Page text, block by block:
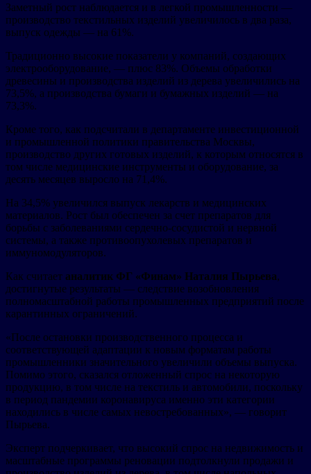
Заметный рост наблюдается и в легкой промышленности —
производство текстильных изделий увеличилось в два раза,
выпуск одежды — на 61%.
Традиционно высокие показатели у компаний, создающих
электрооборудование, — плюс 83%. Объемы обработки
древесины и производства изделий из дерева увеличились на
73,5%, а производства бумаги и бумажных изделий — на
73,3%.
Кроме того, как подсчитали в департаменте инвестиционной
и промышленной политики правительства Москвы,
производство других готовых изделий, к которым относятся в
том числе медицинские инструменты и оборудование, за
десять месяцев выросло на 71,4%.
На 34,5% увеличился выпуск лекарств и медицинских
материалов. Рост был обеспечен за счет препаратов для
борьбы с заболеваниями сердечно-сосудистой и нервной
системы, а также противоопухолевых препаратов и
иммуномодуляторов.
Как считает аналитик ФГ «Финам» Наталия Пырьева,
достигнутые результаты — следствие возобновления
полномасштабной работы промышленных предприятий после
карантинных ограничений.
«После остановки производственного процесса и
соответствующей адаптации к новым форматам работы
промышленники значительного увеличили объемы выпуска.
Помимо этого, сказался отложенный спрос на некоторую
продукцию, в том числе на текстиль и автомобили, поскольку
в период пандемии коронавируса именно эти категории
находились в числе самых невостребованных», — говорит
Пырьева.
Эксперт подчеркивает, что высокий спрос на недвижимость и
масштабные программы реновации подтолкнули продажи и